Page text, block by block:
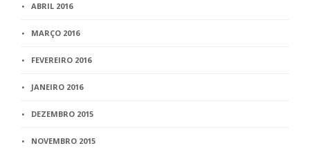
ABRIL 2016
MARÇO 2016
FEVEREIRO 2016
JANEIRO 2016
DEZEMBRO 2015
NOVEMBRO 2015